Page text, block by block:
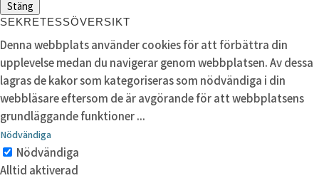
Stäng
SEKRETESSÖVERSIKT
Denna webbplats använder cookies för att förbättra din
upplevelse medan du navigerar genom webbplatsen. Av dessa
lagras de kakor som kategoriseras som nödvändiga i din
webbläsare eftersom de är avgörande för att webbplatsens
grundläggande funktioner...
Nödvändiga
Nödvändiga
Alltid aktiverad